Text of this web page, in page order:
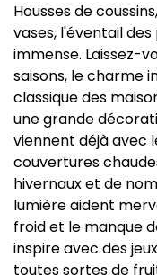
Housses de
vases, l'éventail
immense. Laissez-
saisons, le charme
classique des
une grande
viennent déjà avec
couvertures
hivernaux et de
lumière aident
froid et le manque
inspire avec des
toutes sortes de